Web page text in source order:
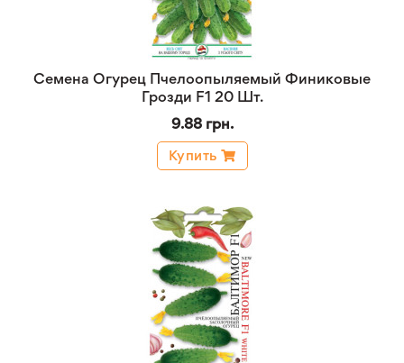
Семена Огурец Пчелоопыляемый Финиковые
Грозди F1 20 Шт.
9.88 грн.
Купить